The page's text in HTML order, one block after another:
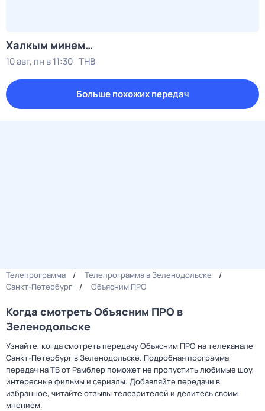
Халкым минем…
10 авг, пн в 11:30 ТНВ
Больше похожих передач
Телепрограмма
Телепрограмма в Зеленодольске
Санкт-Петербург
Объясним ПРО
Когда смотреть Объясним ПРО в
Зеленодольске
Узнайте, когда смотреть передачу Объясним ПРО на телеканале
Санкт-Петербург в Зеленодольске. Подробная программа
передач на ТВ от Рамблер поможет не пропустить любимые шоу,
интересные фильмы и сериалы. Добавляйте передачи в
избранное, читайте отзывы телезрителей и делитесь своим
мнением.